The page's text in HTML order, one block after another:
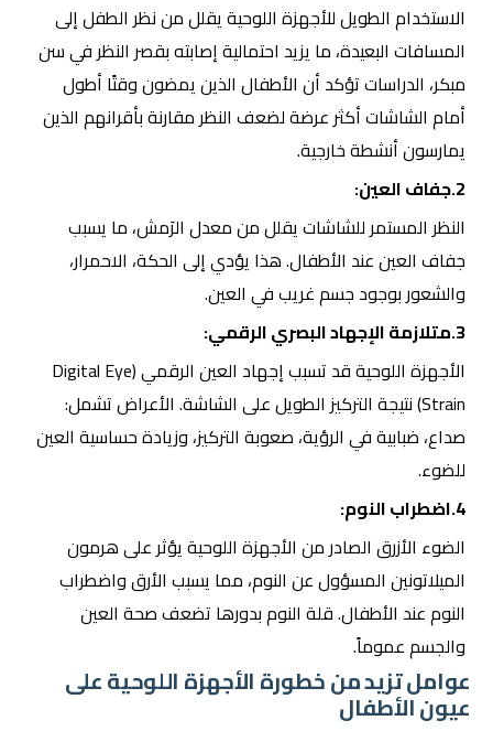
الاستخدام الطويل للأجهزة اللوحية يقلل من نظر الطفل إلى
المسافات البعيدة، ما يزيد احتمالية إصابته بقصر النظر في سن
مبكر، الدراسات تؤكد أن الأطفال الذين يمضون وقتًا أطول
أمام الشاشات أكثر عرضة لضعف النظر مقارنة بأقرانهم الذين
يمارسون أنشطة خارجية.
2.جفاف العين:
النظر المستمر للشاشات يقلل من معدل الرَمش، ما يسبب
جفاف العين عند الأطفال. هذا يؤدي إلى الحكة، الاحمرار،
والشعور بوجود جسم غريب في العين.
3.متلازمة الإجهاد البصري الرقمي:
الأجهزة اللوحية قد تسبب إجهاد العين الرقمي (Digital Eye
Strain) نتيجة التركيز الطويل على الشاشة. الأعراض تشمل:
صداع، ضبابية في الرؤية، صعوبة التركيز، وزيادة حساسية العين
للضوء.
4.اضطراب النوم:
الضوء الأزرق الصادر من الأجهزة اللوحية يؤثر على هرمون
الميلاتونين المسؤول عن النوم، مما يسبب الأرق واضطراب
النوم عند الأطفال. قلة النوم بدورها تضعف صحة العين
والجسم عموماً.
عوامل تزيد من خطورة الأجهزة اللوحية على
عيون الأطفال